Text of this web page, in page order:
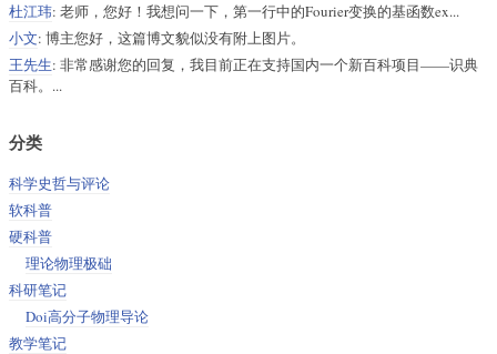
杜江玮: 老师，您好！我想问一下，第一行中的Fourier变换的基函数ex...
小文: 博主您好，这篇博文貌似没有附上图片。
王先生: 非常感谢您的回复，我目前正在支持国内一个新百科项目——识典
百科。...
分类
科学史哲与评论
软科普
硬科普
理论物理极础
科研笔记
Doi高分子物理导论
教学笔记